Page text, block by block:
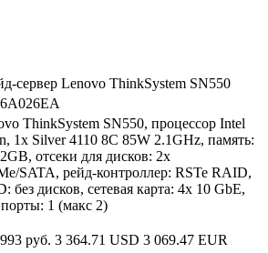
сервер Lenovo ThinkSystem SN550
ThinkSystem SN550, процессор Intel
1x Silver 4110 8C 85W 2.1GHz, память:
отсеки для дисков: 2x
SATA, рейд-контроллер: RSTe RAID,
без дисков, сетевая карта: 4x 10 GbE,
1 (макс 2)
руб. 3 364.71 USD 3 069.47 EUR